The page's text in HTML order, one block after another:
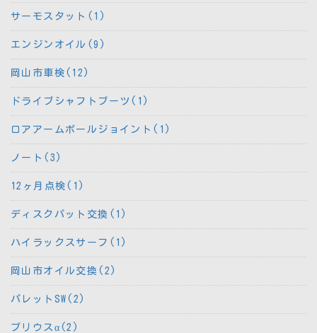
サーモスタット(1)
エンジンオイル(9)
岡山市車検(12)
ドライブシャフトブーツ(1)
ロアアームボールジョイント(1)
ノート(3)
12ヶ月点検(1)
ディスクパット交換(1)
ハイラックスサーフ(1)
岡山市オイル交換(2)
パレットSW(2)
プリウスα(2)